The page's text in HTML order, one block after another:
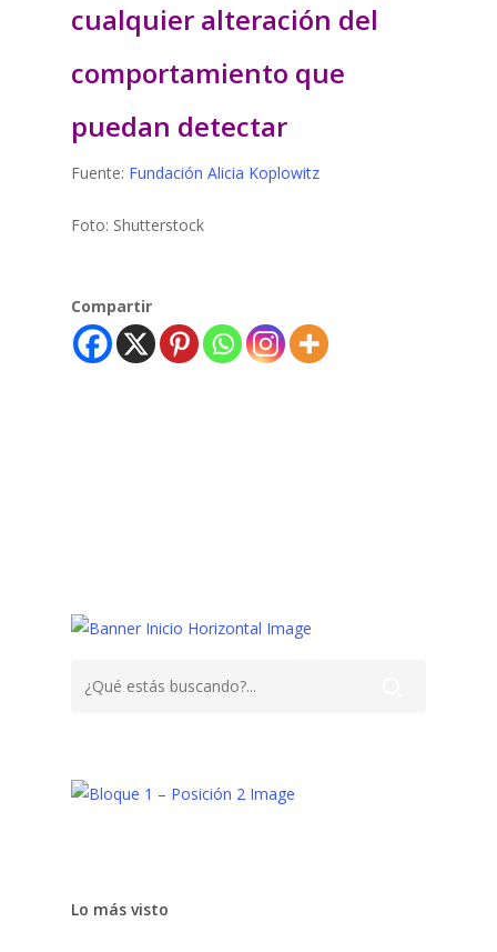
cualquier alteración del
comportamiento que
puedan detectar
Fuente: Fundación Alicia Koplowitz
Foto: Shutterstock
Compartir
Lo más visto